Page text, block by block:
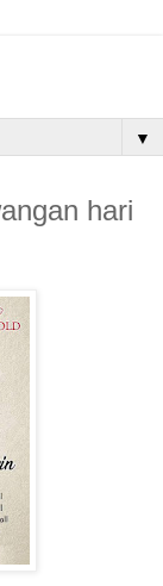
▼
hari